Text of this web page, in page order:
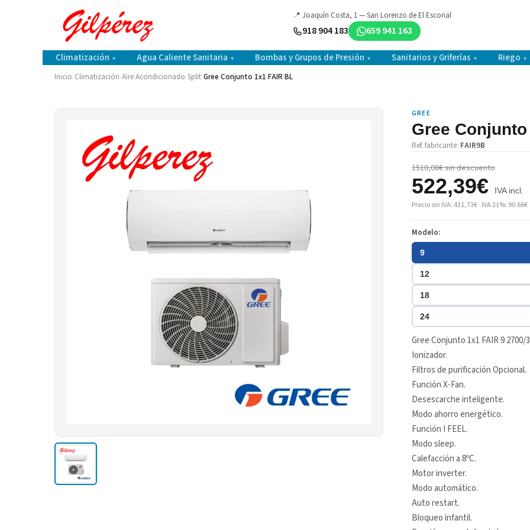
📍 Joaquín Costa, 1 — San Lorenzo de El Escorial
918 904 183 659 941 163
Climatización ▾ Agua Caliente Sanitaria ▾ Bombas y Grupos de Presión ▾ Sanitarios y Griferías ▾ Riego ▾
Inicio Climatización Aire Acondicionado Split Gree Conjunto 1x1 FAIR BL
GREE
Gree
Ref. fabricante: FAIR9B
1510,08€ sin descuento
522,39€ IVA incl.
Precio sin IVA: 431,73€ · IVA 21%: 90.66€
Modelo:
9
12
18
24
Gree Conjunto 1x1 FAIR 9 2700/
Ionizador.
Filtros de purificación Opcional.
Función X-Fan.
Desescarche inteligente.
Modo ahorro energético.
Función I FEEL.
Modo sleep.
Calefacción a 8ºC.
Motor inverter.
Modo automático.
Auto restart.
Bloqueo infantil.